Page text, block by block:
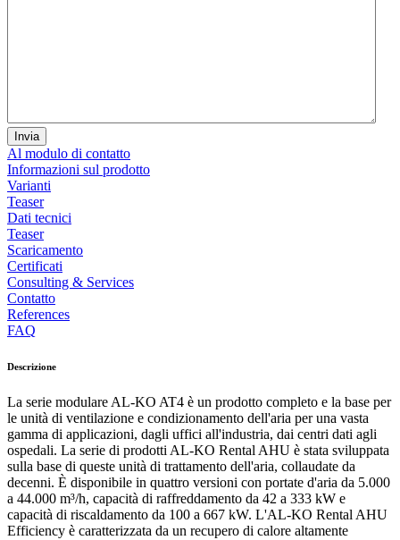
Al modulo di contatto
Informazioni sul prodotto
Varianti
Teaser
Dati tecnici
Teaser
Scaricamento
Certificati
Consulting & Services
Contatto
References
FAQ
Descrizione
La serie modulare AL-KO AT4 è un prodotto completo e la base per
le unità di ventilazione e condizionamento dell'aria per una vasta
gamma di applicazioni, dagli uffici all'industria, dai centri dati agli
ospedali. La serie di prodotti AL-KO Rental AHU è stata sviluppata
sulla base di queste unità di trattamento dell'aria, collaudate da
decenni. È disponibile in quattro versioni con portate d'aria da 5.000
a 44.000 m³/h, capacità di raffreddamento da 42 a 333 kW e
capacità di riscaldamento da 100 a 667 kW. L'AL-KO Rental AHU
Efficiency è caratterizzata da un recupero di calore altamente